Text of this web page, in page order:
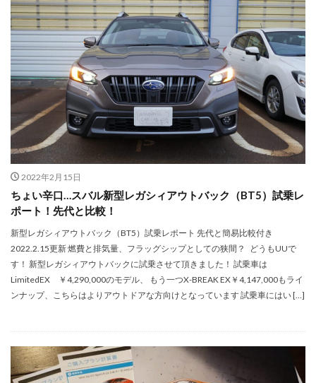
2022年2月15日
ちょい辛口…スバル新型レガシィアウトバック（BT5）試乗レ
ポート！先代と比較！
新型レガシィアウトバック（BT5）試乗レポート 先代と簡易比較付き
2022.2.15更新 燃費と排気量、フラッグシップとしての狭間？ どうもUUで
す！ 新型レガシィアウトバックに試乗させて頂きました！ 試乗車は
LimitedEX ￥4,290,000のモデル、 もう一つX-BREAK EX￥4,147,000もライ
ンナップ、こちらはよりアウトドアな方向けとなっています 試乗車にはい […]